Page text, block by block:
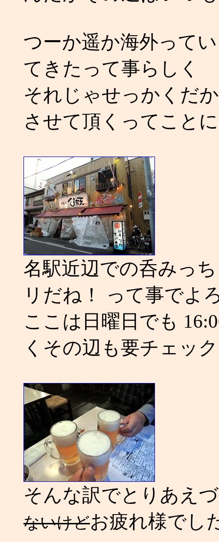
つーか遥か海外って
てきたって事らしく
それじゃせっかくだ
させて頂くってこと
名駅近辺での呑みっ
リだね！ って事でよ
ここは日曜日でも
くその辺も要チェッ
そんな訳でとりあえ
ないけどお疲れ様でし